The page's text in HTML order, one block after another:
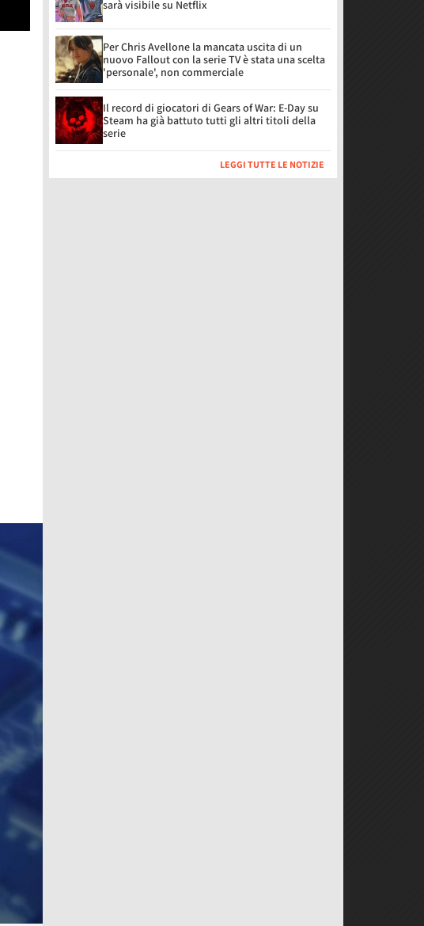
sarà visibile su Netflix
Per Chris Avellone la mancata uscita di un
nuovo Fallout con la serie TV è stata una scelta
'personale', non commerciale
Il record di giocatori di Gears of War: E-Day su
Steam ha già battuto tutti gli altri titoli della
serie
LEGGI TUTTE LE NOTIZIE